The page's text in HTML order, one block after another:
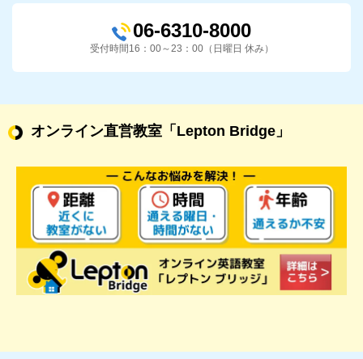
06-6310-8000
受付時間16：00～23：00（日曜日 休み）
オンライン直営教室 「Lepton Bridge」